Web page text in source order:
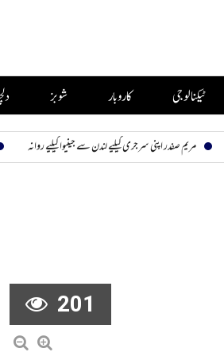
ٹیکنالوجی کاروبار شوبز
مریم صفدر اپنی سرجری کیلیے لندن سے جینیوا کیلیے روانہ
201